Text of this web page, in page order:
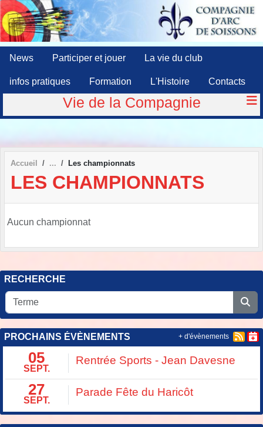
News Participer et jouer La vie du club
infos pratiques Formation L'Histoire Contacts
Vie de la Compagnie
Accueil Les championnats
LES CHAMPIONNATS
Aucun championnat
RECHERCHE
PROCHAINS ÉVÈNEMENTS
05
SEPT.
Rentrée Sports - Jean Davesne
27
SEPT.
Parade Fête du Haricôt
+ d'évènements
Panneau de gestion des cookies